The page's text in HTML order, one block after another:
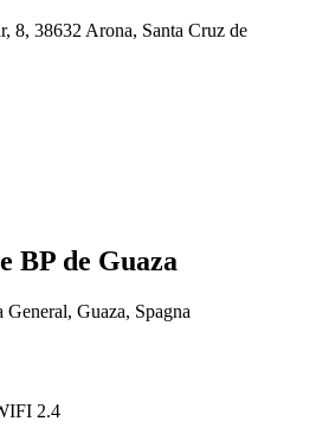
8, 38632 Arona, Santa Cruz de
BP de Guaza
Guaza, Spagna
2.4